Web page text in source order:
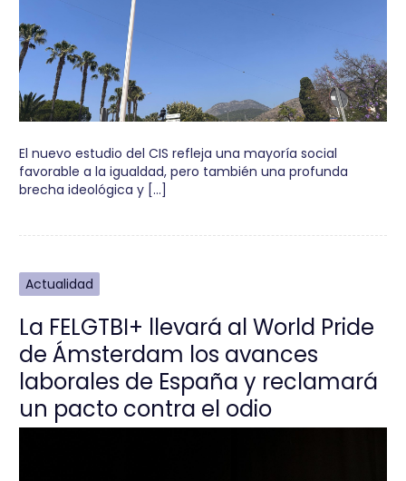
El nuevo estudio del CIS refleja una mayoría social
favorable a la igualdad, pero también una profunda
brecha ideológica y […]
Actualidad
La FELGTBI+ llevará al World Pride
de Ámsterdam los avances
laborales de España y reclamará
un pacto contra el odio